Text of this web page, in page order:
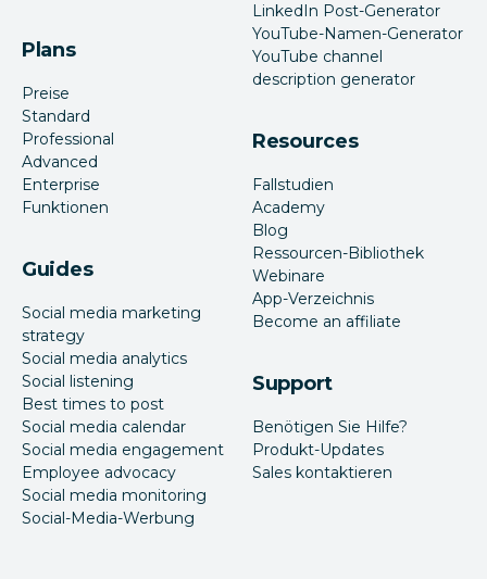
Plans
Preise
Standard
Professional
Advanced
Enterprise
Funktionen
Guides
Social media marketing
strategy
Social media analytics
Social listening
Best times to post
Social media calendar
Social media engagement
Employee advocacy
Social media monitoring
Social-Media-Werbung
LinkedIn Post-Generator
YouTube-Namen-Generator
YouTube channel
description generator
Resources
Fallstudien
Academy
Blog
Ressourcen-Bibliothek
Webinare
App-Verzeichnis
Become an affiliate
Support
Benötigen Sie Hilfe?
Produkt-Updates
Sales kontaktieren